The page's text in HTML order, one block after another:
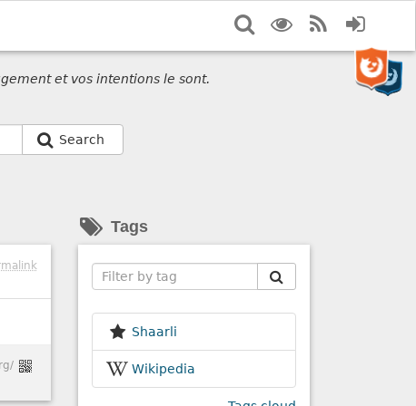
SearchDisplay
RSS
et vos intentions le sont.
Search
Tags
Shaarli
Wikipedia